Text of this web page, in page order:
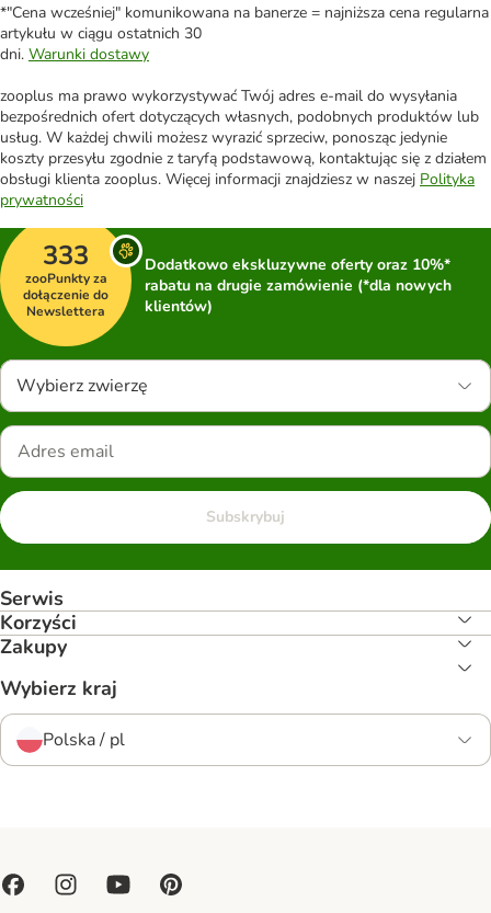
*"Cena wcześniej" komunikowana na banerze = najniższa cena regularna
artykułu w ciągu ostatnich 30
dni. Warunki dostawy
zooplus ma prawo wykorzystywać Twój adres e-mail do wysyłania
bezpośrednich ofert dotyczących własnych, podobnych produktów lub
usług. W każdej chwili możesz wyrazić sprzeciw, ponosząc jedynie
koszty przesyłu zgodnie z taryfą podstawową, kontaktując się z działem
obsługi klienta zooplus. Więcej informacji znajdziesz w naszej Polityka
prywatności
333
zooPunkty za
dołączenie do
Newslettera
Dodatkowo ekskluzywne oferty oraz 10%*
rabatu na drugie zamówienie (*dla nowych
klientów)
Wybierz zwierzę
Subskrybuj
Serwis
Korzyści
Zakupy
Wybierz kraj
Polska / pl